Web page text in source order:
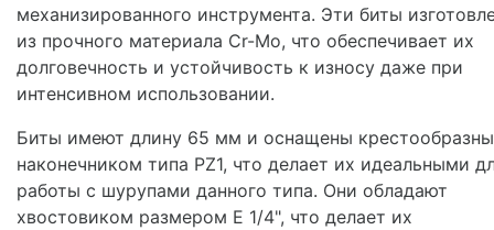
механизированного инструмента. Эти биты
из прочного материала Cr-Mo, что обеспечивает их
долговечность и устойчивость к износу даже при
интенсивном использовании.
Биты имеют длину 65 мм и оснащены
наконечником типа PZ1, что делает их идеальными
работы с шурупами данного типа. Они обладают
хвостовиком размером E 1/4", что делает их